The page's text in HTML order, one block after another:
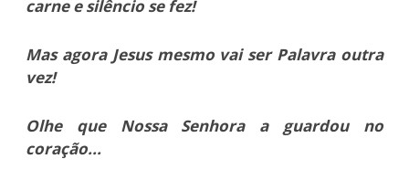
carne e silêncio se fez!
Mas agora Jesus mesmo vai ser Palavra outra
vez!
Olhe que Nossa Senhora a guardou no
coração...